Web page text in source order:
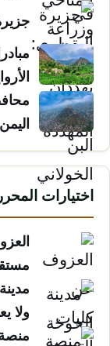
اليمن
اختيارات
ولا